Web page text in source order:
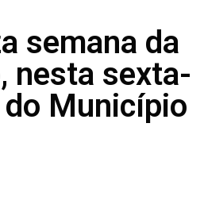
semana da
nesta sexta-
Município